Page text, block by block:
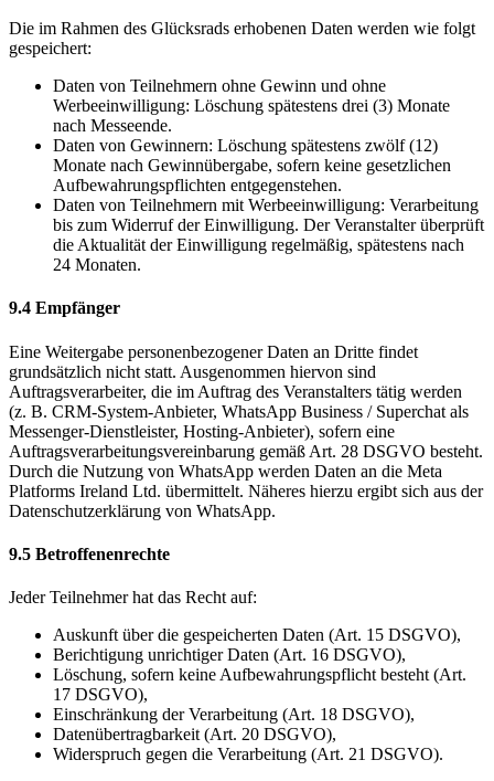
Die im Rahmen des Glücksrads erhobenen Daten werden wie folgt
gespeichert:
Daten von Teilnehmern ohne Gewinn und ohne
Werbeeinwilligung: Löschung spätestens drei (3) Monate
nach Messeende.
Daten von Gewinnern: Löschung spätestens zwölf (12)
Monate nach Gewinnübergabe, sofern keine gesetzlichen
Aufbewahrungspflichten entgegenstehen.
Daten von Teilnehmern mit Werbeeinwilligung: Verarbeitung
bis zum Widerruf der Einwilligung. Der Veranstalter überprüft
die Aktualität der Einwilligung regelmäßig, spätestens nach
24 Monaten.
9.4 Empfänger
Eine Weitergabe personenbezogener Daten an Dritte findet
grundsätzlich nicht statt. Ausgenommen hiervon sind
Auftragsverarbeiter, die im Auftrag des Veranstalters tätig werden
(z. B. CRM-System-Anbieter, WhatsApp Business / Superchat als
Messenger-Dienstleister, Hosting-Anbieter), sofern eine
Auftragsverarbeitungsvereinbarung gemäß Art. 28 DSGVO besteht.
Durch die Nutzung von WhatsApp werden Daten an die Meta
Platforms Ireland Ltd. übermittelt. Näheres hierzu ergibt sich aus der
Datenschutzerklärung von WhatsApp.
9.5 Betroffenenrechte
Jeder Teilnehmer hat das Recht auf:
Auskunft über die gespeicherten Daten (Art. 15 DSGVO),
Berichtigung unrichtiger Daten (Art. 16 DSGVO),
Löschung, sofern keine Aufbewahrungspflicht besteht (Art.
17 DSGVO),
Einschränkung der Verarbeitung (Art. 18 DSGVO),
Datenübertragbarkeit (Art. 20 DSGVO),
Widerspruch gegen die Verarbeitung (Art. 21 DSGVO).